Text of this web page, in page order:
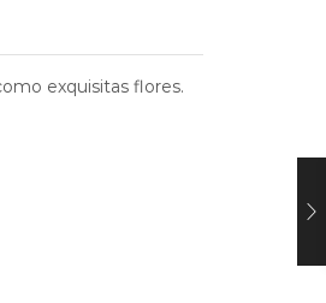
exquisitas flores.